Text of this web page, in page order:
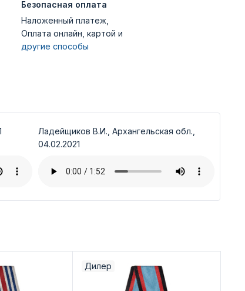
Безопасная оплата
Наложенный платеж,
Оплата онлайн, картой и
другие способы
Ладейщиков В.И., Архангельская обл.,
04.02.2021
Дилер